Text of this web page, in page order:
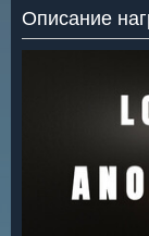
Описание